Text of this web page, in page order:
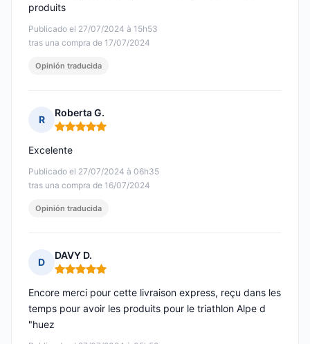
Publicado el 27/07/2024 à 15h53
tras una compra de 17/07/2024
produits
Opinión traducida
R
Roberta G.
Nota: 5 de 5
Publicado el 27/07/2024 à 06h35
tras una compra de 16/07/2024
Excelente
Opinión traducida
D
DAVY D.
Nota: 5 de 5
Encore merci pour cette livraison express, reçu dans les
temps pour avoir les produits pour le triathlon Alpe d
"huez